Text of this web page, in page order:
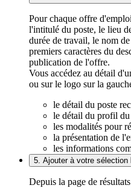
Pour chaque offre
l'intitulé du poste, le lieu
durée de travail, le nom
premiers caractères du
publication de l'offre.
Vous accédez au détail
ou sur le logo sur la
le détail du poste
le détail du profil du
les modalités pour
la présentation de
les informations
5. Ajouter à votre
Depuis la page de